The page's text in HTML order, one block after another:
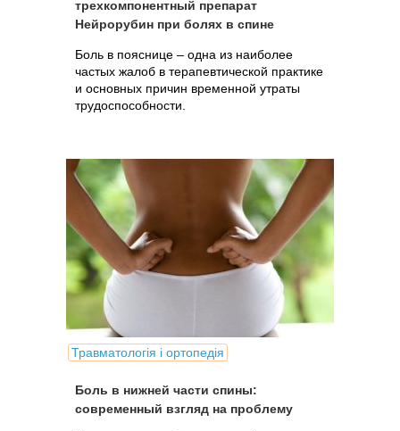
трехкомпонентный препарат
Нейрорубин при болях в спине
Боль в пояснице – одна из наиболее
частых жалоб в терапевтической практике
и основных причин временной утраты
трудоспособности.
Травматологія і ортопедія
Боль в нижней части спины:
современный взгляд на проблему